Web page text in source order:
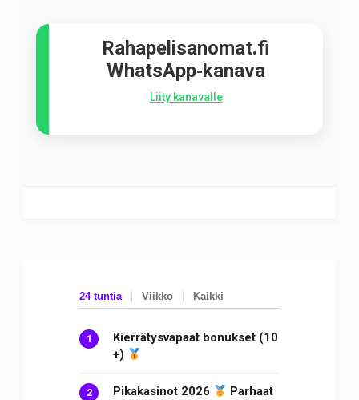
Rahapelisanomat.fi
WhatsApp‑kanava
Liity kanavalle
24 tuntia Viikko Kaikki
Kierrätysvapaat bonukset (10
+)
Pikakasinot 2026
Parhaat